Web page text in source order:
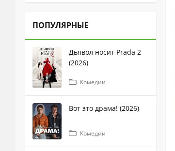
ПОПУЛЯРНЫЕ
Дьявол носит Prada 2
(2026)
Комедии
Вот это драма! (2026)
Комедии